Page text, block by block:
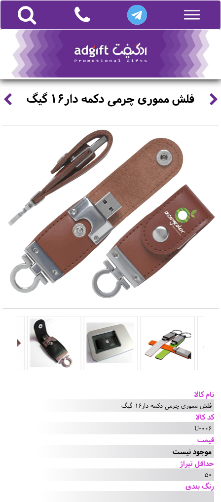
فلش مموری چرمی دکمه دار16 گیگ
نام کالا
فلش مموری چرمی دکمه دار16 گیگ
کد کالا
U-006
قیمت
موجود نیست
حداقل تیراژ
50
رنگ بندی